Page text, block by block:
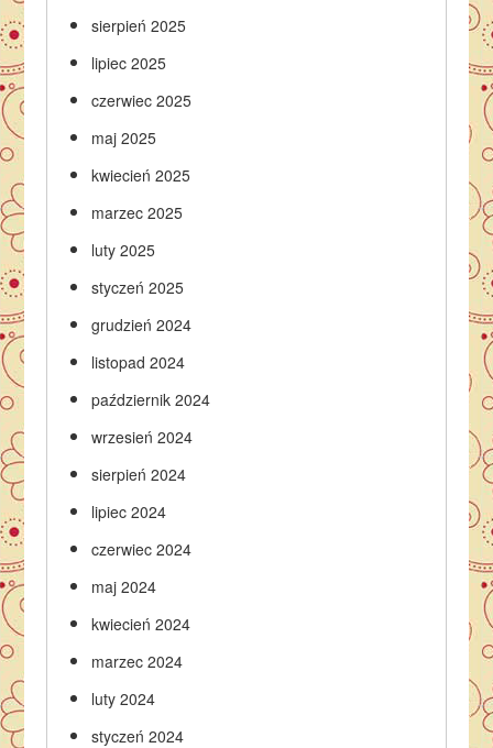
sierpień 2025
lipiec 2025
czerwiec 2025
maj 2025
kwiecień 2025
marzec 2025
luty 2025
styczeń 2025
grudzień 2024
listopad 2024
październik 2024
wrzesień 2024
sierpień 2024
lipiec 2024
czerwiec 2024
maj 2024
kwiecień 2024
marzec 2024
luty 2024
styczeń 2024